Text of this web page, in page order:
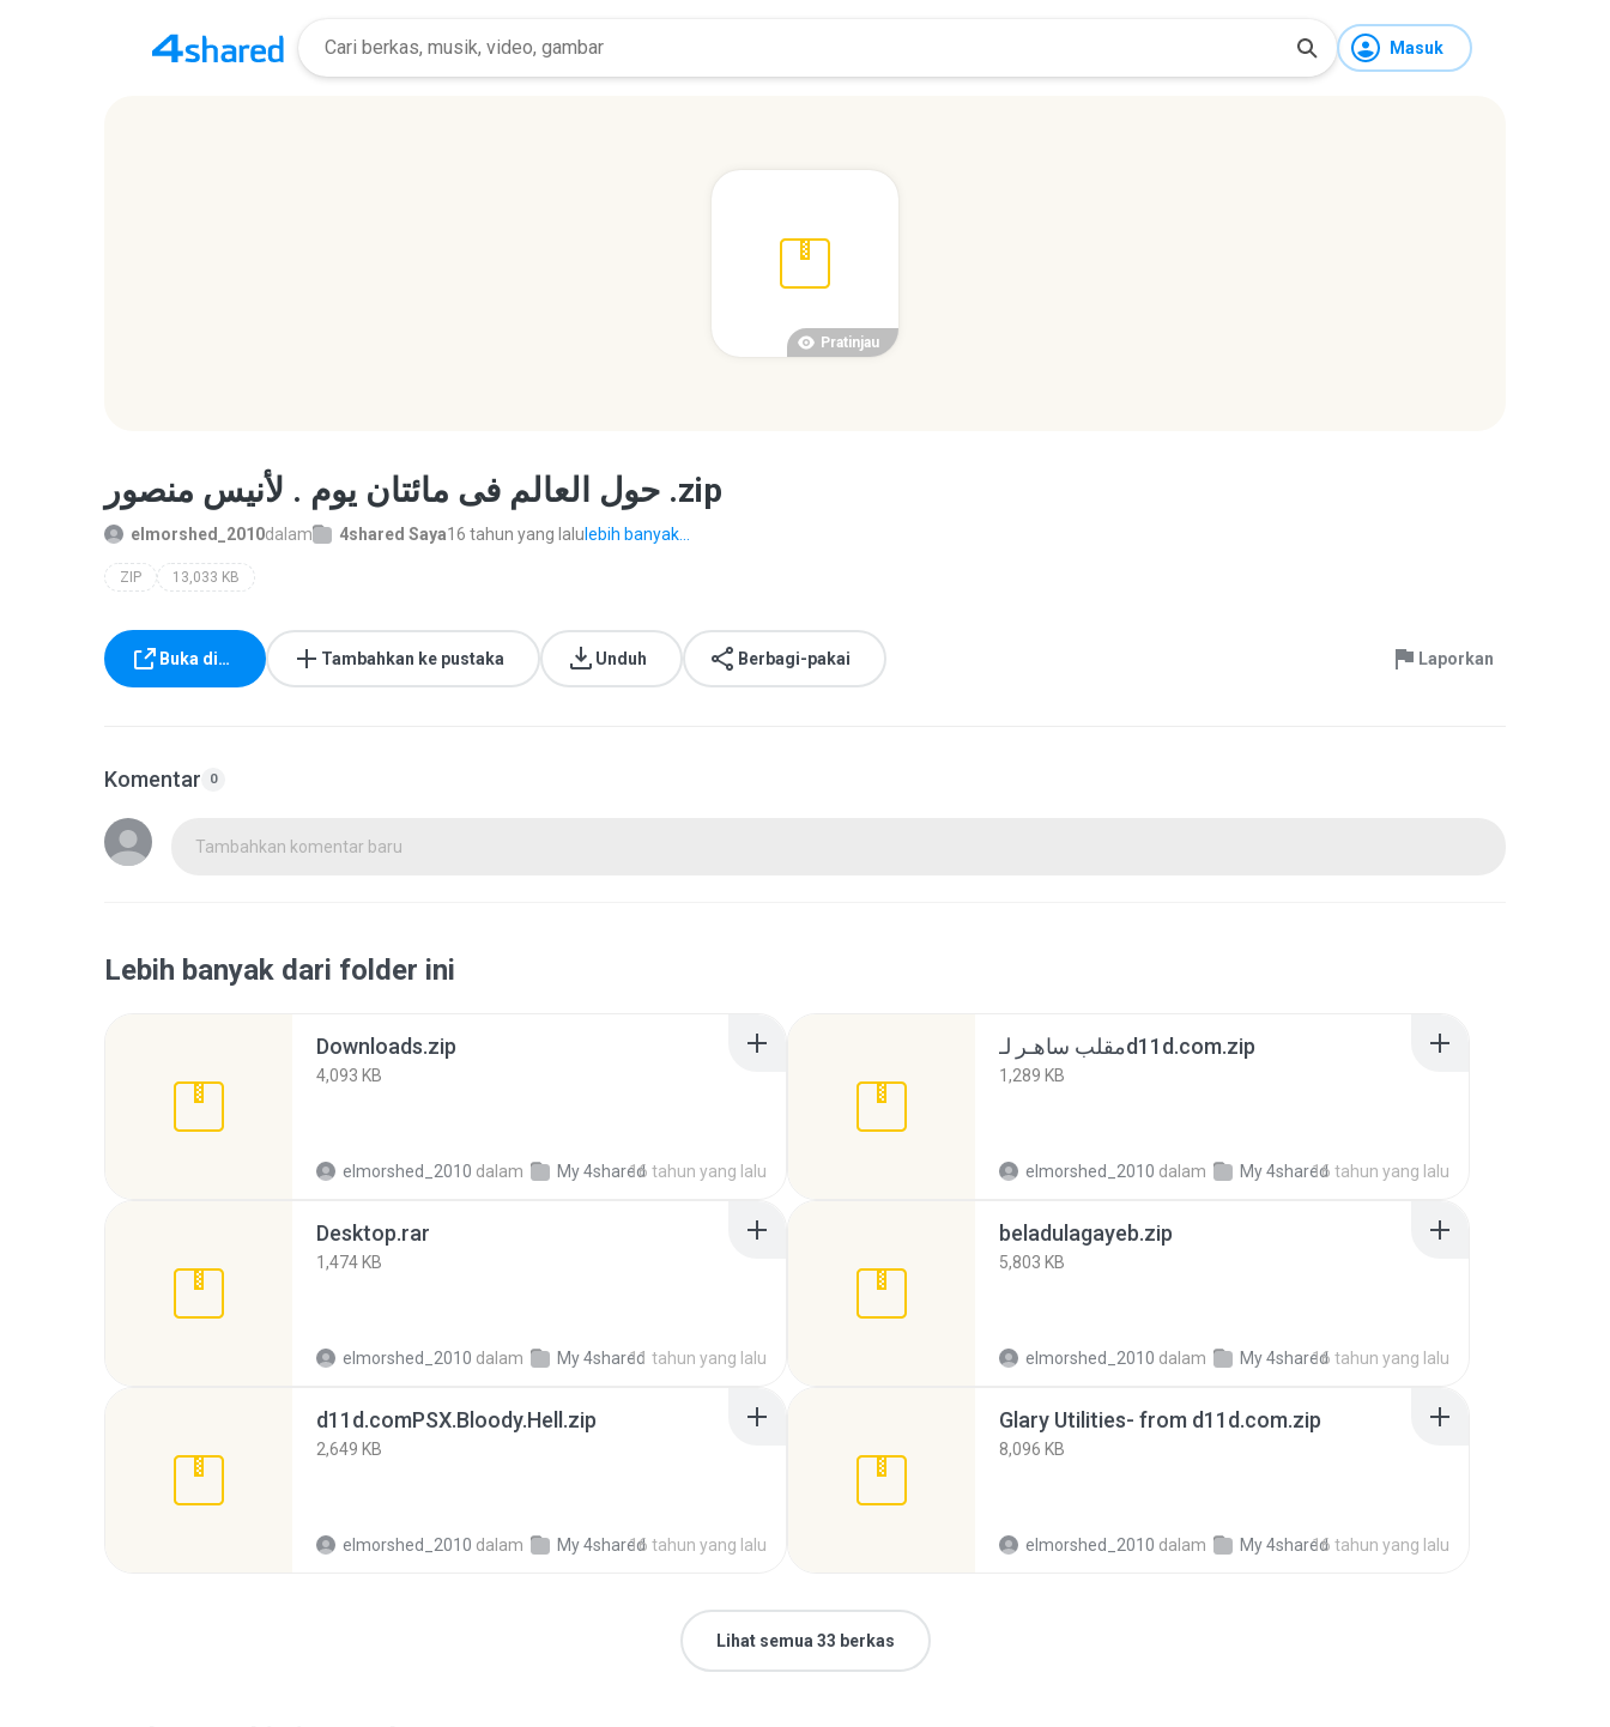
Masuk
Pratinjau
حول العالم فى مائتان يوم . لأنيس منصور .zip
elmorshed_2010dalam 4shared Saya16 tahun yang lalu lebih banyak...
ZIP 13,033 KB
Buka di… Tambahkan ke pustaka Unduh Berbagi-pakai Laporkan
Komentar 0
Tambahkan komentar baru
Lebih banyak dari folder ini
Downloads.zip
4,093 KB
elmorshed_2010 dalam My 4shared16 tahun yang lalu
مقلب ساهـر لـd11d.com.zip
1,289 KB
elmorshed_2010 dalam My 4shared16 tahun yang lalu
Desktop.rar
1,474 KB
elmorshed_2010 dalam My 4shared11 tahun yang lalu
beladulagayeb.zip
5,803 KB
elmorshed_2010 dalam My 4shared16 tahun yang lalu
d11d.comPSX.Bloody.Hell.zip
2,649 KB
elmorshed_2010 dalam My 4shared16 tahun yang lalu
Glary Utilities- from d11d.com.zip
8,096 KB
elmorshed_2010 dalam My 4shared16 tahun yang lalu
Lihat semua 33 berkas